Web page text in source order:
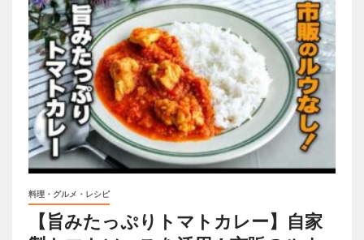
料理・グルメ・レシピ
【旨みたっぷりトマトカレー】自家